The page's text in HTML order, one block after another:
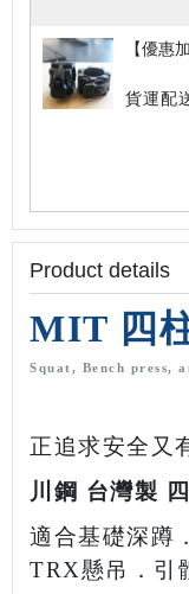
【優惠
貨運配
Product details
MIT 四
Squat, Bench press,
正追求安全又
川鋼 台灣製
適合基礎深蹲
TRX懸吊．引